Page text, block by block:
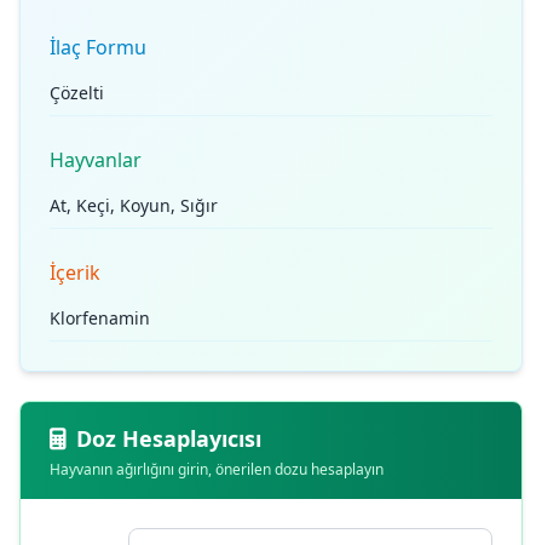
İlaç Formu
Çözelti
Hayvanlar
At, Keçi, Koyun, Sığır
İçerik
Klorfenamin
Doz Hesaplayıcısı
Hayvanın ağırlığını girin, önerilen dozu hesaplayın